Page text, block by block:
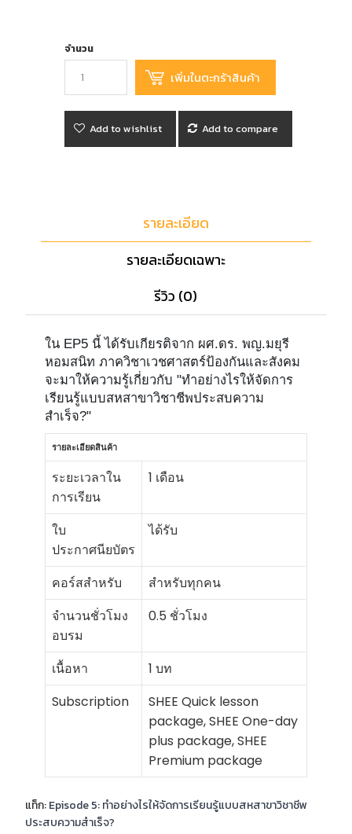
จำนวน
Add to wishlist Add to compare
รายละเอียด
รายละเอียดเฉพาะ
รีวิว (0)
ใน EP5 นี้ ได้รับเกียรติจาก ผศ.ดร. พญ.มยุรี
หอมสนิท ภาควิชาเวชศาสตร์ป้องกันและสังคม
จะมาให้ความรู้เกี่ยวกับ "ทำอย่างไรให้จัดการ
เรียนรู้แบบสหสาขาวิชาชีพประสบความ
สำเร็จ?"
รายละเอียดสินค้า
ระยะเวลาใน
การเรียน
1 เดือน
ใบ
ประกาศนียบัตร
ได้รับ
คอร์สสำหรับ
สำหรับทุกคน
จำนวนชั่วโมง
อบรม
0.5 ชั่วโมง
เนื้อหา
1 บท
Subscription
SHEE Quick lesson
package, SHEE One-day
plus package, SHEE
Premium package
แท็ก:Episode 5: ทำอย่างไรให้จัดการเรียนรู้แบบสหสาขาวิชาชีพ
ประสบความสำเร็จ?